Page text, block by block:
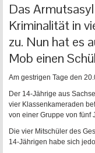
Das
Kriminalität in
zu. Nun hat es
Mob einen
Am gestrigen Tage den
Der 14-Jährige aus
vier Klassenkameraden
von einer Gruppe von fünf
Die vier Mitschüler des
14-Jährigen habe sich